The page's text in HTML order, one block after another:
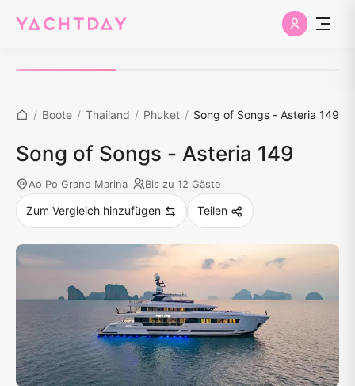
/ Boote / Thailand / Phuket / Song of Songs - Asteria 149
Song of Songs - Asteria 149
Ao Po Grand Marina Bis zu 12 Gäste
Zum Vergleich hinzufügen Teilen